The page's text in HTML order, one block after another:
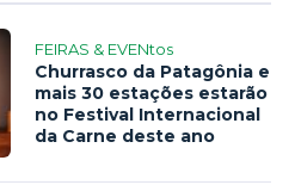
FEIRAS & EVENtos
Churrasco da Patagônia e
mais 30 estações estarão
no Festival Internacional
da Carne deste ano